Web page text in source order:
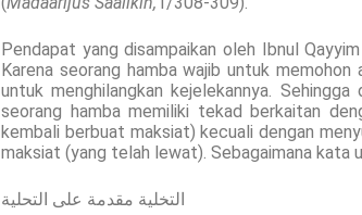
Pendapat yang disampaikan oleh Ibnul Qayyim
Karena seorang hamba wajib untuk
untuk menghilangkan kejelekannya.
seorang hamba memiliki tekad berkaitan
kembali berbuat maksiat) kecuali dengan
maksiat (yang telah lewat). Sebagaimana kata
التخلية مقدمة على التحلية